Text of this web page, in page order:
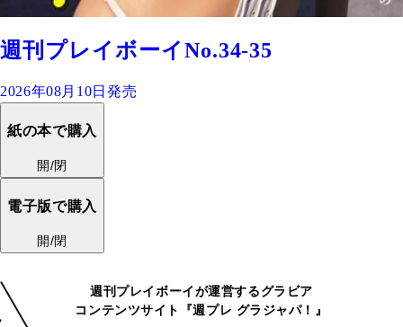
週刊プレイボーイNo.34-35
2026年08月10日発売
紙の本で購入
開/閉
電子版で購入
開/閉
週刊プレイボーイが運営するグラビア
コンテンツサイト『週プレ グラジャパ！』